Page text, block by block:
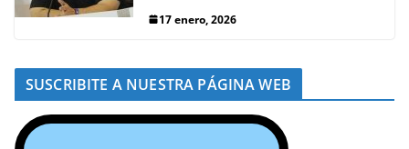
17 enero, 2026
SUSCRIBITE A NUESTRA PÁGINA WEB